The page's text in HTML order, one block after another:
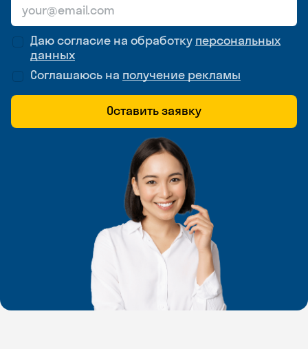
Даю согласие на обработку персональных
данных
Соглашаюсь на получение рекламы
Оставить заявку